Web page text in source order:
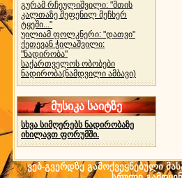
გურამ რჩეულიშვილი: "მთის
კალთაზე შეფენილ მეჩხერ
ტყეში..."
უილიამ ფოლკნერი: "დათვი"
ქეთევან ჭილაშვილი:
"ნადირობა"
საქართველოს ობობები
ნადირობა(ნამდვილი ამბავი)
მუსიკა საიტზე
სხვა სიმღერებს ნადირობაზე
იხილავთ ფორუმში.
ვებ-გვერდზე გამოქვეყნებული